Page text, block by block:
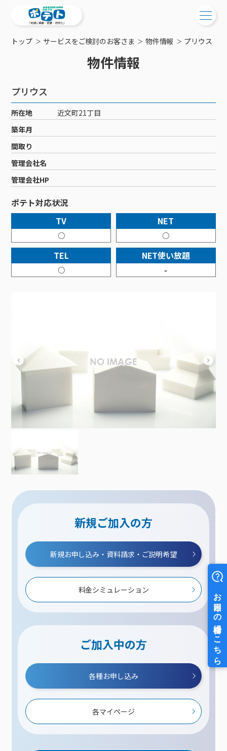
サービス提供エリア
工事・配線について
新居をご検討中の方へ
ポテトを導入している集合住宅
物件情報
特典・キャンペーン
おトクな割引サービス
ご加入中の方
ご加入中のサービス確認・変更
WEBメール
サポートサービス
サポートサービストップ
リモートコール
回線速度測定
接続・設定⽅法
訪問サポート＆サポートパックサービス料⾦表
新着情報
メンテナンス・障害情報
ポテトからのプレゼント
イベントカレンダー
講座のご案内
サービス案内
サービス案内
ケーブルテレビ
ケーブルテレビトップ
チャンネル紹介
料⾦プラン
NHK衛星受信料団体⼀括⽀払
機器⼀覧
インターネット
インターネットトップ
料⾦プラン
Wi-Fiサービス
ポテトホーム防犯カメラ
オプションサービス
インターネットギガシェアプラン
固定電話
固定電話トップ
基本料⾦・通話料⾦
オプションサービス
auスマートバリュー
auまとめトーク
ポテトスマートフォン
ポテトスマートフォントップ
料⾦プラン
機種⼀覧
オプションサービス
でんきトップ
ポラリンでんき×ポテト
ポテトでんき
暮らしを快適にするサービス
暮らしを快適にするサービストップ
ポテトライフメール
コミチャン
お困りの方はこちら
会社案内
メンテナンス
障害情報
トップ サービスをご検討のお客さま 物件情報 プリウス
物件情報
プリウス
所在地
近文町21丁目
築年月
間取り
管理会社名
管理会社HP
ポテト対応状況
TV
○
NET
○
TEL
○
NET使い放題
-
新規ご加入の方
新規お申し込み・資料請求・ご説明希望
料金シミュレーション
ご加入中の方
各種お申し込み
各マイページ